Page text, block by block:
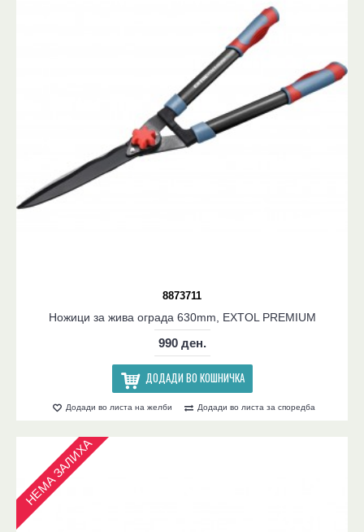
8873711
Ножици за жива ограда 630mm, EXTOL PREMIUM
990 ден.
ДОДАДИ ВО КОШНИЧКА
Додади во листа на желби Додади во листа за споредба
НЕМА ЗАЛИХА